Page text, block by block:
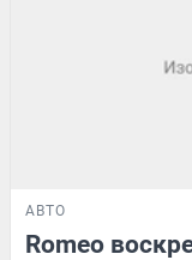
АВТО
Romeo